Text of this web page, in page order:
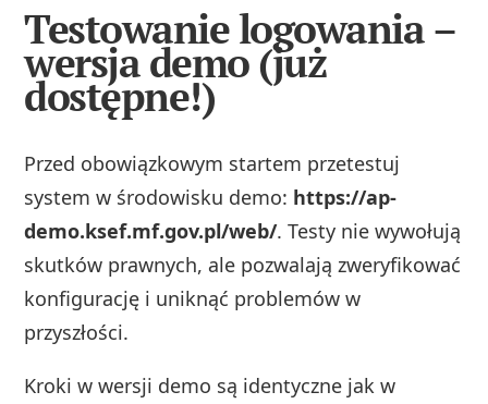
Testowanie logowania –
wersja demo (już
dostępne!)
Przed obowiązkowym startem przetestuj
system w środowisku demo: https://ap-
demo.ksef.mf.gov.pl/web/. Testy nie wywołują
skutków prawnych, ale pozwalają zweryfikować
konfigurację i uniknąć problemów w
przyszłości.
Kroki w wersji demo są identyczne jak w